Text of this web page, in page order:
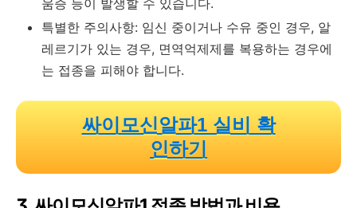
움증 등이 발생할 수 있습니다.
특별한 주의사항: 임신 중이거나 수유 중인 경우, 알
레르기가 있는 경우, 면역억제제를 복용하는 경우에
는 접종을 피해야 합니다.
싸이모신알파1 실비 확
인하기